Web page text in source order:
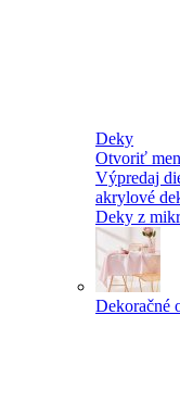
Deky
Otvoriť
Výpredaj
akrylové
Deky z
Dekoračné